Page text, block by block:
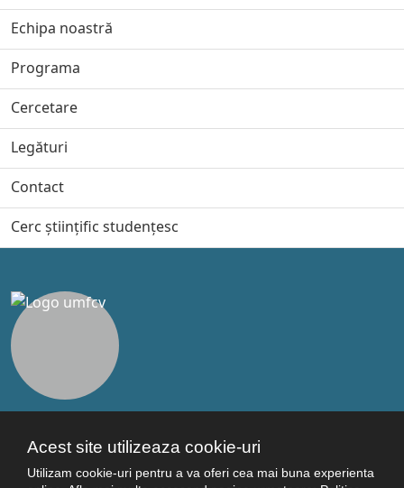
Acest site utilizeaza cookie-uri
Utilizam cookie-uri pentru a va oferi cea mai buna experienta
Echipa noastră
Programa
Cercetare
Legături
Contact
Cerc științific studențesc
Legături utile
Studenţi